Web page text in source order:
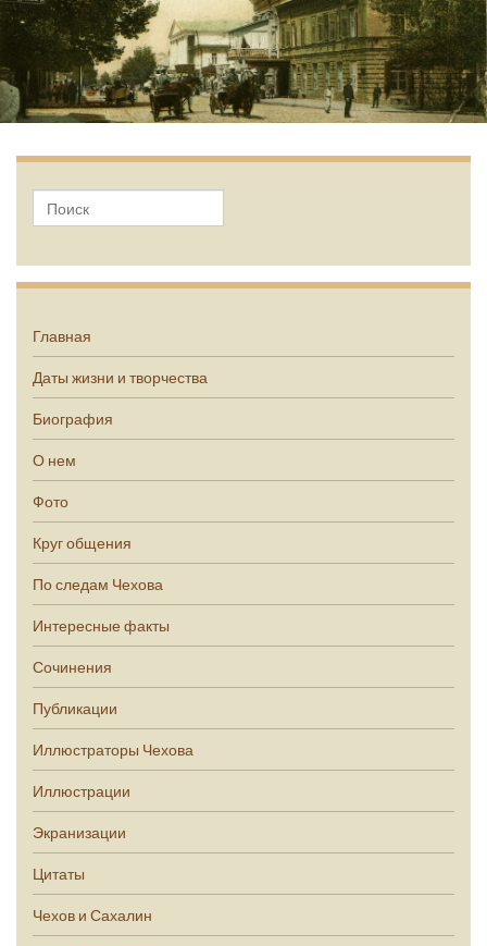
Главная
Даты жизни и творчества
Биография
О нем
Фото
Круг общения
По следам Чехова
Интересные факты
Сочинения
Публикации
Иллюстраторы Чехова
Иллюстрации
Экранизации
Цитаты
Чехов и Сахалин